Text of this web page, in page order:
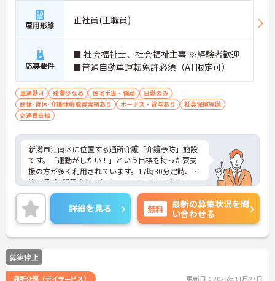
ます。年間休日も114日確保されているため、無理
なく長期的なキャリアを築いていただけます。
・全施設がバリアフリー設計かつ最新設備を備えて
おり、清潔感にあふれた美しい環境です。ハード面
に加え、ソフト面でも「献立の事前決定・レシピ完
備」により現場の負担が大幅に軽減されています。
ご利用者様の安全性はもちろん、働くスタッフにと
っても身体的負担が少なく、高いモチベーションを
保って業務に集中できます。
雇用形態 正社員(正職員)
応募要件
■ 社会福祉士、社会福祉主事 ※経験者歓迎
■普通自動車運転免許必須（AT限定可）
車通勤可 残業少なめ 住宅手当・補助
日勤のみ
産休･育休･介護休暇取得実績あり
ボーナス・賞与あり
社会保険完備
交通費支給
新潟市江南区に位置する通所介護「介護予防」施設
です。「運動がしたい！」という目標を持った要支
援の方が多く利用されています。17時30分定時、残
業は月1時間程度と少なく、ワークライフバランス
を重視した働き方も実現しやすいです。各種手当も
充実♪賞与は7ヶ月以上の支給実績があります。ご興
味のある方には、面接対策ポイントなど、さらに詳
細をお話しいたしますのでお気軽にご相談くださ
い！
詳細を見る 無料
最新の募集状況を問
い合わせる
募集停止
通所介護（デイサービス） 更新日：2025年11月27日